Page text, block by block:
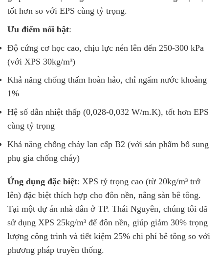
tốt hơn so với EPS cùng tỷ trọng.
Ưu điểm nổi bật:
Độ cứng cơ học cao, chịu lực nén lên đến 250-300 kPa
(với XPS 30kg/m³)
Khả năng chống thấm hoàn hảo, chỉ ngấm nước khoảng
1%
Hệ số dẫn nhiệt thấp (0,028-0,032 W/m.K), tốt hơn EPS
cùng tỷ trọng
Khả năng chống cháy lan cấp B2 (với sản phẩm bổ sung
phụ gia chống cháy)
Ứng dụng đặc biệt: XPS tỷ trọng cao (từ 20kg/m³ trở
lên) đặc biệt thích hợp cho đôn nền, nâng sàn bê tông.
Tại một dự án nhà dân ở TP. Thái Nguyên, chúng tôi đã
sử dụng XPS 25kg/m³ để đôn nền, giúp giảm 30% trọng
lượng công trình và tiết kiệm 25% chi phí bê tông so với
phương pháp truyền thống.